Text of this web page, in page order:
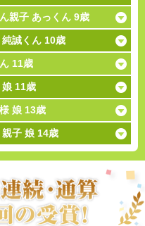
親子 あっくん 9歳
誠くん 10歳
11歳
11歳
娘 13歳
子 娘 14歳